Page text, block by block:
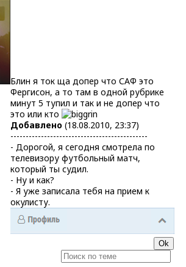
Блин я ток ща допер что САФ это
Фергисон, а то там в одной рубрике
минут 5 тупил и так и не допер что
это или кто
Добавлено (18.08.2010, 23:37)
---------------------------------------------
- Дорогой, я сегодня смотрела по
телевизору футбольный матч,
который ты судил.
- Ну и как?
- Я уже записала тебя на прием к
окулисту.